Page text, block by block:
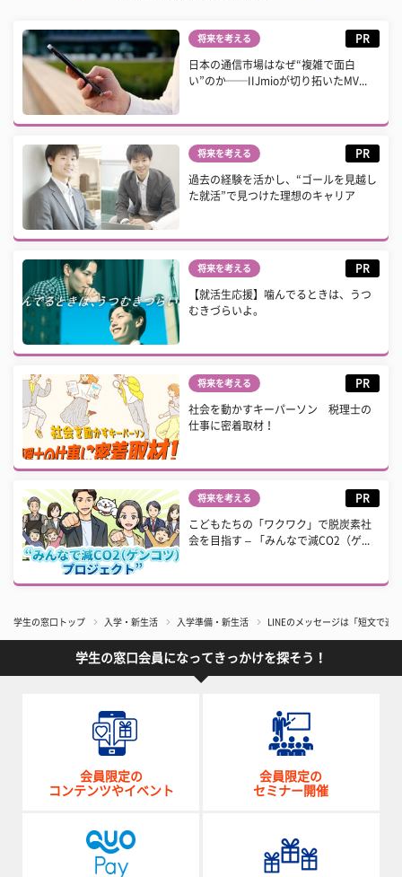
将来を考える PR
日本の通信市場はなぜ“複雑で面白
い”のか──IIJmioが切り拓いたMV...
将来を考える PR
過去の経験を活かし、“ゴールを見越し
た就活”で見つけた理想のキャリア
将来を考える PR
【就活生応援】噛んでるときは、うつ
むきづらいよ。
将来を考える PR
社会を動かすキーパーソン 税理士の
仕事に密着取材！
将来を考える PR
こどもたちの「ワクワク」で脱炭素社
会を目指す – 「みんなで減CO2（ゲ...
学生の窓口トップ 入学・新生活 入学準備・新生活 LINEのメッセージは「短文で連
学生の窓口会員になってきっかけを探そう！
会員限定の
コンテンツやイベント
会員限定の
セミナー開催